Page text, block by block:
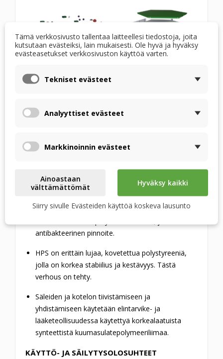
Entalpia-lämmönvaihtimella EX-P 03 on sama
joten sen vaihtamisessa ei ole ongelmia.
KÄYTETYT MATERIAALIT
Lämmönvaihtimen lamellit on valmistettu
antibakteerinen pinnoite.
HPS on erittäin lujaa, kovetettua polystyreeniä,
jolla on korkea stabiilius ja kestävyys. Tästä
verhous on tehty.
Säleiden ja kotelon tiivistämiseen ja
yhdistämiseen käytetään elintarvike- ja
lääketeollisuudessa käytettyä korkealaatuista
synteettistä kuumasulatepolymeeriliimaa.
KÄYTTÖ- JA SÄILYTYSOLOSUHTEET
Tämä verkkosivusto tallentaa laitteellesi tiedostoja, joita
kutsutaan evästeiksi, lain mukaisesti. Ole hyvä ja hyväksy
evästeasetukset verkkosivuston käyttöä varten.
Tekniset evästeet
Analyyttiset evästeet
Markkinoinnin evästeet
Ainoastaan
välttämättömät
Hyväksy kaikki
Siirry sivulle Evästeiden käyttöä koskeva lausunto